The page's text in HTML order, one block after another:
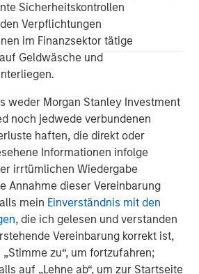
Sicherheitskontrollen
Verpflichtungen
im Finanzsektor tätige
Geldwäsche und
weder Morgan Stanley Investment
noch jedwede verbundenen
haften, die direkt oder
Informationen infolge
irrtümlichen Wiedergabe
Annahme dieser Vereinbarung
mein Einverständnis mit den
, die ich gelesen und verstanden
Vereinbarung korrekt ist,
zu“, um fortzufahren;
auf „Lehne ab“, um zur Startseite
MS) is a leading global financial
investment banking, securities,
and investment management
in more than 41 countries, the
clients worldwide including
institutions and individuals.
about Morgan Stanley, please
.
Value
Value is an investment platform
term and likely illiquid investments.